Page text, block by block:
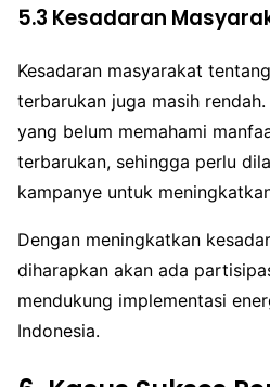
5.3 Kesadaran
Kesadaran masyarakat
terbarukan juga masih
yang belum memahami
terbarukan, sehingga perlu
kampanye untuk
Dengan meningkatkan
diharapkan akan ada
mendukung implementasi
Indonesia.